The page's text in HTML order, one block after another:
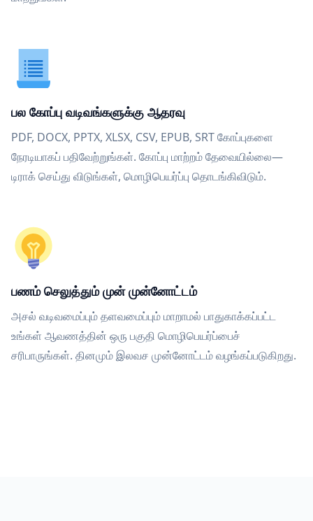
பல கோப்பு வடிவங்களுக்கு ஆதரவு
PDF, DOCX, PPTX, XLSX, CSV, EPUB, SRT கோப்புகளை
நேரடியாகப் பதிவேற்றுங்கள். கோப்பு மாற்றம் தேவையில்லை—
டிராக் செய்து விடுங்கள், மொழிபெயர்ப்பு தொடங்கிவிடும்.
பணம் செலுத்தும் முன் முன்னோட்டம்
அசல் வடிவமைப்பும் தளவமைப்பும் மாறாமல் பாதுகாக்கப்பட்ட
உங்கள் ஆவணத்தின் ஒரு பகுதி மொழிபெயர்ப்பைச்
சரிபாருங்கள். தினமும் இலவச முன்னோட்டம் வழங்கப்படுகிறது.